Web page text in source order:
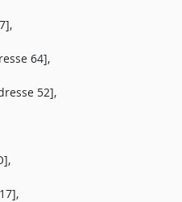
64],
52],